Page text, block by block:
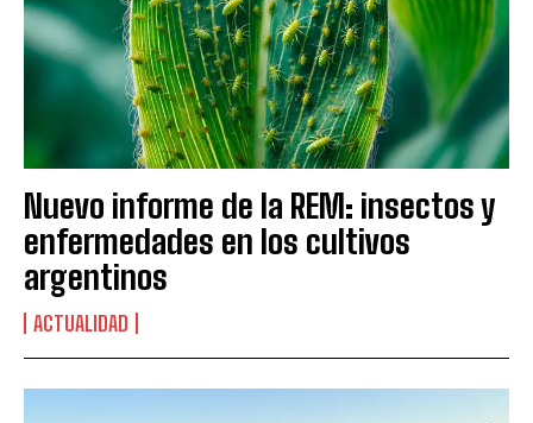
Nuevo informe de la REM: insectos y
enfermedades en los cultivos
argentinos
ACTUALIDAD